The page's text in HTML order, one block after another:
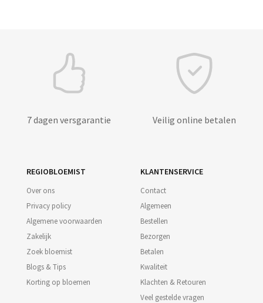
7 dagen versgarantie Veilig online betalen
REGIOBLOEMIST
Over ons
Privacy policy
Algemene voorwaarden
Zakelijk
Zoek bloemist
Blogs & Tips
Korting op bloemen
KLANTENSERVICE
Contact
Algemeen
Bestellen
Bezorgen
Betalen
Kwaliteit
Klachten & Retouren
Veel gestelde vragen